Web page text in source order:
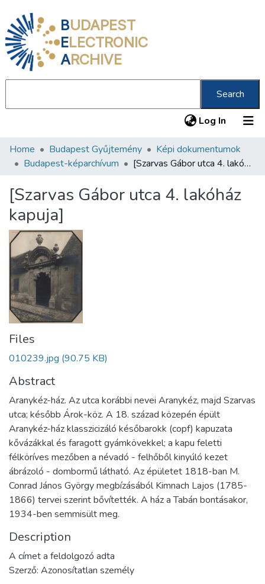
BUDAPEST
ELECTRONIC
ARCHIVE
Search
Log In (current)
Communities & Collections
Statistics
About us
Home Budapest Gyűjtemény
Képi dokumentumok
Budapest-képarchívum
[Szarvas Gábor utca 4. lakóház kapuja]
[Szarvas Gábor utca 4. lakóház
kapuja]
Files
010239.jpg (90.75 KB)
Abstract
Aranykéz-ház. Az utca korábbi nevei Aranykéz, majd Szarvas
utca; később Árok-köz. A 18. század közepén épült
Aranykéz-ház klasszicizáló későbarokk (copf) kapuzata
kővázákkal és faragott gyámkövekkel; a kapu feletti
félköríves mezőben a névadó - felhőből kinyúló kezet
ábrázoló - dombormű látható. Az épületet 1818-ban M.
Conrad János György megbízásából Kimnach Lajos (1785-
1866) tervei szerint bővítették. A ház a Tabán bontásakor,
1934-ben semmisült meg.
Description
A címet a feldolgozó adta
Szerző: Azonosítatlan személy